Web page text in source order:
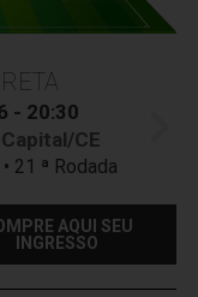
- 20:30
CE
21 ª Rodada
AQUI SEU
INGRESSO